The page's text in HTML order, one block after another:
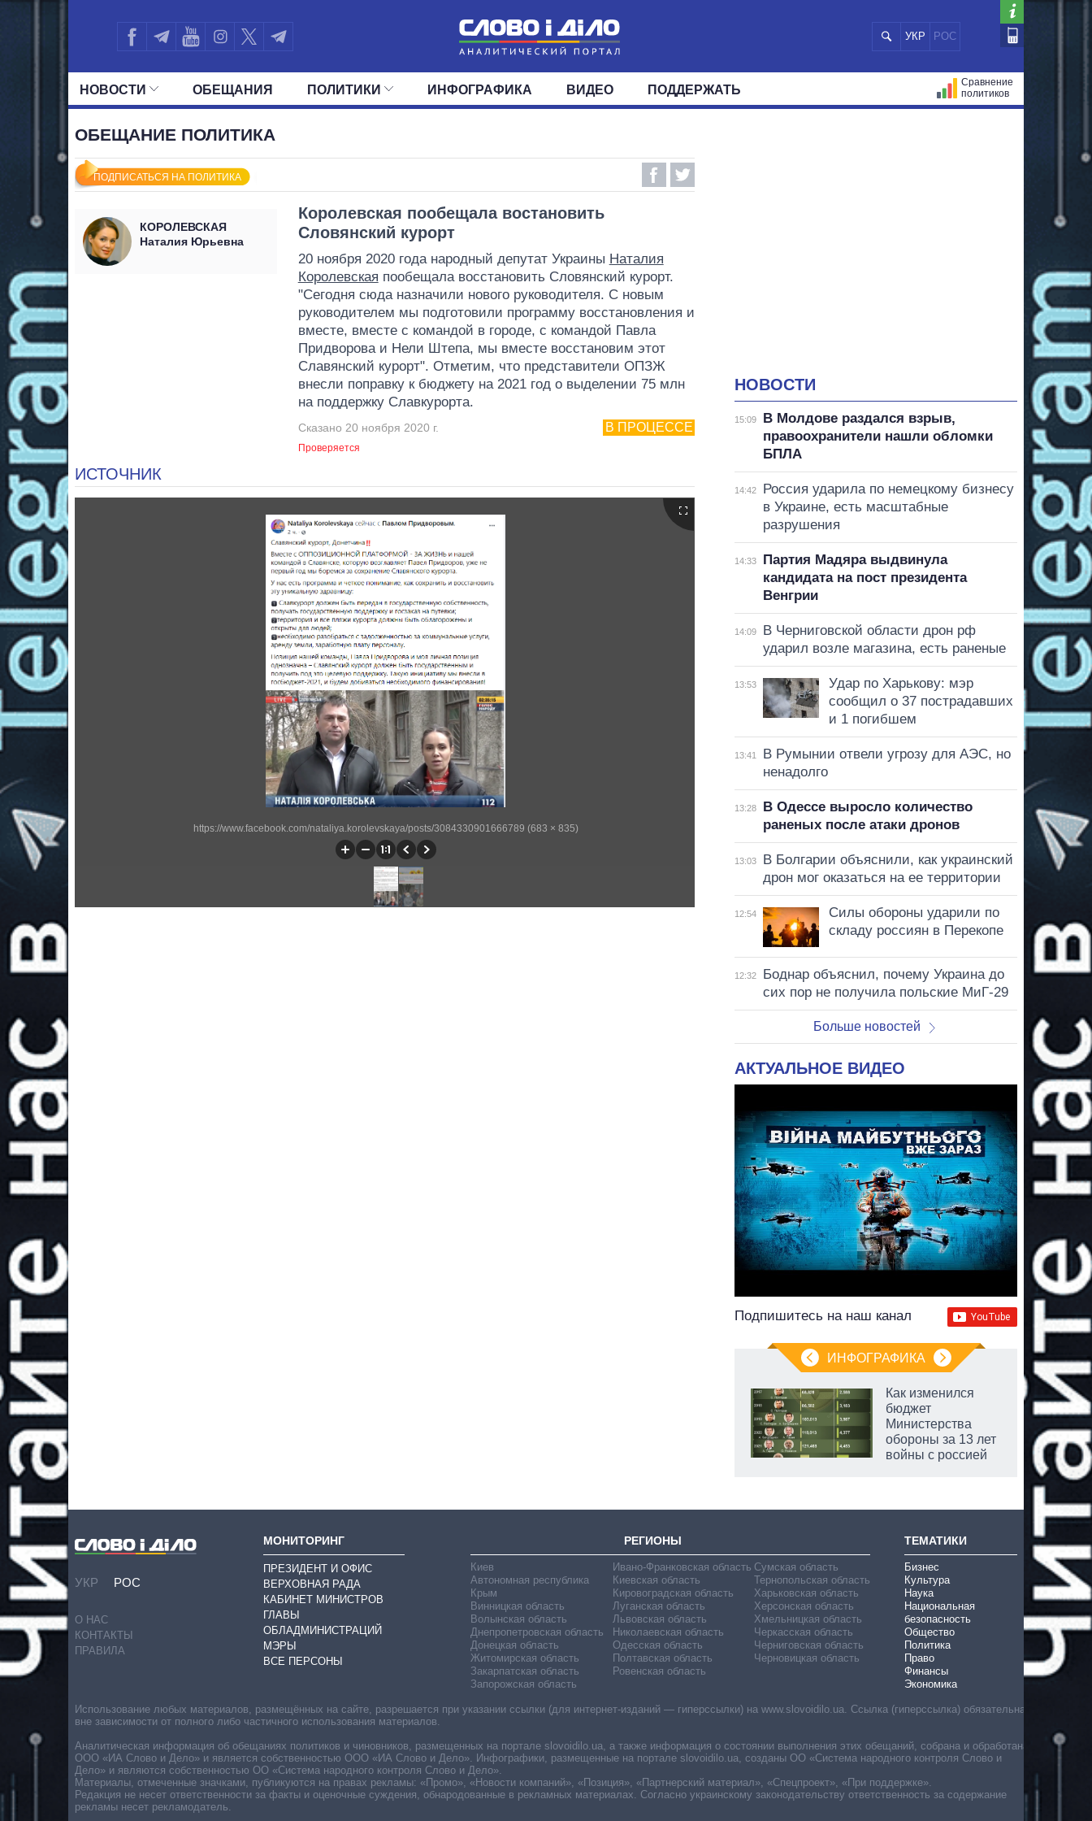
УКР РОС
НОВОСТИ
МИР
ОБЕЩАНИЯ ПОЛИТИКИ
ОКРУГА
ИНФОГРАФИКА ВИДЕО ПОДДЕРЖАТЬ
Сравнение
политиков
ОБЕЩАНИЕ ПОЛИТИКА
ПОДПИСАТЬСЯ НА ПОЛИТИКА
КОРОЛЕВСКАЯ
Наталия Юрьевна
Королевская пообещала востановить
Словянский курорт
20 ноября 2020 года народный депутат Украины Наталия
Королевская пообещала восстановить Словянский курорт.
"Сегодня сюда назначили нового руководителя. С новым
руководителем мы подготовили программу восстановления и
вместе, вместе с командой в городе, с командой Павла
Придворова и Нели Штепа, мы вместе восстановим этот
Славянский курорт". Отметим, что представители ОПЗЖ
внесли поправку к бюджету на 2021 год о выделении 75 млн
на поддержку Славкурорта.
В ПРОЦЕССЕ
Сказано 20 ноября 2020 г.
Проверяется
ИСТОЧНИК
https://www.facebook.com/nataliya.korolevskaya/posts/3084330901666789 (683 × 835)
НОВОСТИ
15:09
В Молдове раздался взрыв,
правоохранители нашли обломки
БПЛА
14:42
Россия ударила по немецкому бизнесу
в Украине, есть масштабные
разрушения
14:33
Партия Мадяра выдвинула
кандидата на пост президента
Венгрии
14:09
В Черниговской области дрон рф
ударил возле магазина, есть раненые
13:53
Удар по Харькову: мэр
сообщил о 37 пострадавших
и 1 погибшем
13:41
В Румынии отвели угрозу для АЭС, но
ненадолго
13:28
В Одессе выросло количество
раненых после атаки дронов
13:03
В Болгарии объяснили, как украинский
дрон мог оказаться на ее территории
12:54
Силы обороны ударили по
складу россиян в Перекопе
12:32
Боднар объяснил, почему Украина до
сих пор не получила польские МиГ-29
Больше новостей
АКТУАЛЬНОЕ ВИДЕО
Подпишитесь на наш канал
ИНФОГРАФИКА
Как изменился
бюджет
Министерства
обороны за 13 лет
войны с россией
УКР РОС
О НАС
КОНТАКТЫ
ПРАВИЛА
МОНИТОРИНГ
ПРЕЗИДЕНТ И ОФИС
ВЕРХОВНАЯ РАДА
КАБИНЕТ МИНИСТРОВ
ГЛАВЫ
ОБЛАДМИНИСТРАЦИЙ
МЭРЫ
ВСЕ ПЕРСОНЫ
РЕГИОНЫ
Киев
Автономная республика
Крым
Винницкая область
Волынская область
Днепропетровская область
Донецкая область
Житомирская область
Закарпатская область
Запорожская область
Ивано-Франковская область
Киевская область
Кировоградская область
Луганская область
Львовская область
Николаевская область
Одесская область
Полтавская область
Ровенская область
Сумская область
Тернопольская область
Харьковская область
Херсонская область
Хмельницкая область
Черкасская область
Черниговская область
Черновицкая область
ТЕМАТИКИ
Бизнес
Культура
Наука
Национальная
безопасность
Общество
Политика
Право
Финансы
Экономика
Использование любых материалов, размещённых на сайте, разрешается при указании ссылки (для интернет-изданий — гиперссылки) на www.slovoidilo.ua. Ссылка (гиперссылка) обязательна
вне зависимости от полного либо частичного использования материалов.
Аналитическая информация об обещаниях политиков и чиновников, размещенных на портале slovoidilo.ua, а также информация о состоянии выполнения этих обещаний, собрана и обработана
ООО «ИА Слово и Дело» и является собственностью ООО «ИА Слово и Дело». Инфографики, размещенные на портале slovoidilo.ua, созданы ОО «Система народного контроля Слово и
Дело» и являются собственностью ОО «Система народного контроля Слово и Дело».
Материалы, отмеченные значками, публикуются на правах рекламы: «Промо», «Новости компаний», «Позиция», «Партнерский материал», «Спецпроект», «При поддержке».
Редакция не несет ответственности за факты и оценочные суждения, обнародованные в рекламных материалах. Согласно украинскому законодательству ответственность за содержание
рекламы несет рекламодатель.